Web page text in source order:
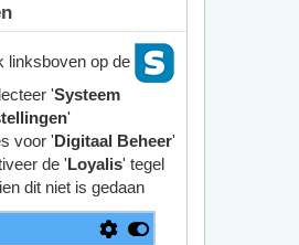
linksboven op de
'Systeem
'
voor 'Digitaal Beheer'
de 'Loyalis' tegel
dit niet is gedaan